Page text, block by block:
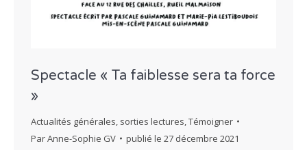
Spectacle « Ta faiblesse sera ta force
»
Actualités générales, sorties lectures,Témoigner
ParAnne-Sophie GV publié le 27 décembre 2021